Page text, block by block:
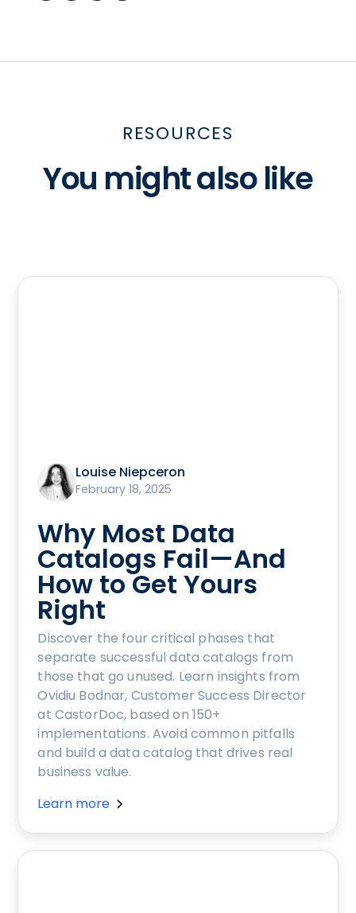
RESOURCES
You might also like
Louise Niepceron
February 18, 2025
Why Most Data
Catalogs Fail—And
How to Get Yours
Right
Discover the four critical phases that
separate successful data catalogs from
those that go unused. Learn insights from
Ovidiu Bodnar, Customer Success Director
at CastorDoc, based on 150+
implementations. Avoid common pitfalls
and build a data catalog that drives real
business value.
Learn more